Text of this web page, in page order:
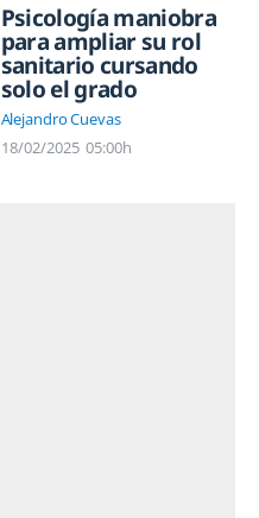
Psicología maniobra
para ampliar su rol
sanitario cursando
solo el grado
Alejandro Cuevas
18/02/2025 05:00h